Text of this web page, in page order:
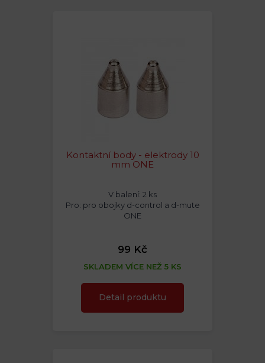
Kontaktní body - elektrody 10
mm ONE
V balení: 2 ks
Pro: pro obojky d-control a d-mute
ONE
99 Kč
SKLADEM VÍCE NEŽ 5 KS
Detail produktu